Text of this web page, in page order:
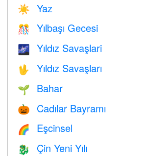
☀️ Yaz
🎊 Yılbaşı Gecesi
🌌 Yıldız Savaşlari
🖖 Yıldız Savaşları
🌱 Bahar
🎃 Cadılar Bayramı
🌈 Eşcinsel
🐉 Çin Yeni Yılı